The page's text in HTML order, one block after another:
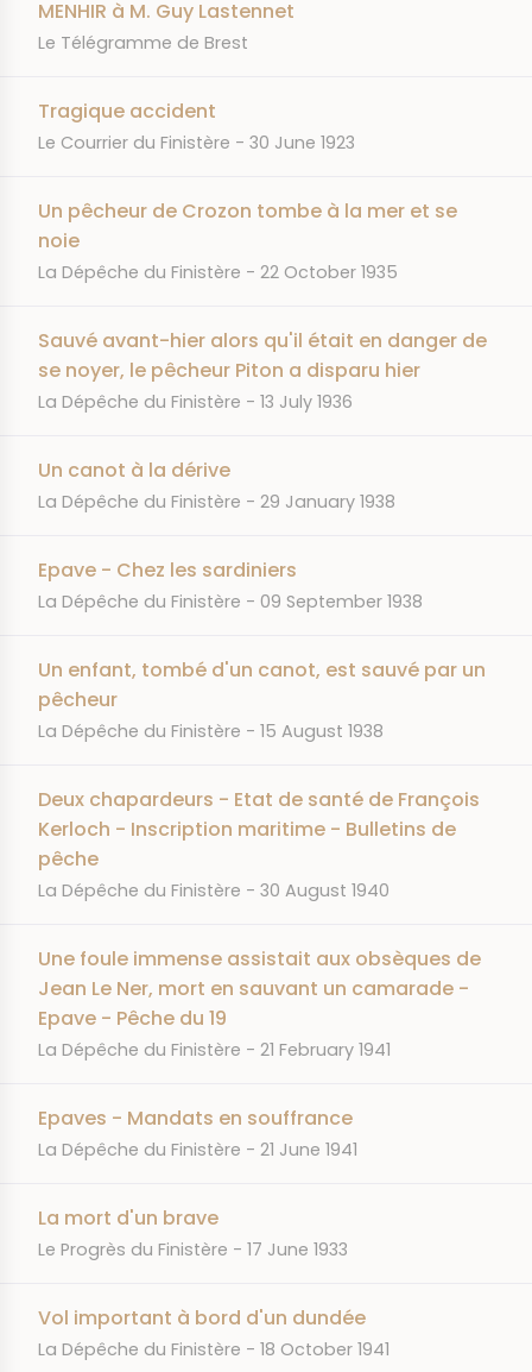
MENHIR à M. Guy Lastennet
JOURNAL
Le Télégramme de Brest
Tragique accident
JOURNAL
Le Courrier du Finistère DATE
30 June 1923
Un pêcheur de Crozon tombe à la mer et se
noie
JOURNAL
La Dépêche du Finistère DATE
22 October 1935
Sauvé avant-hier alors qu'il était en danger de
se noyer, le pêcheur Piton a disparu hier
JOURNAL
La Dépêche du Finistère DATE
13 July 1936
Un canot à la dérive
JOURNAL
La Dépêche du Finistère DATE
29 January 1938
Epave - Chez les sardiniers
JOURNAL
La Dépêche du Finistère DATE
09 September 1938
Un enfant, tombé d'un canot, est sauvé par un
pêcheur
JOURNAL
La Dépêche du Finistère DATE
15 August 1938
Deux chapardeurs - Etat de santé de François
Kerloch - Inscription maritime - Bulletins de
pêche
JOURNAL
La Dépêche du Finistère DATE
30 August 1940
Une foule immense assistait aux obsèques de
Jean Le Ner, mort en sauvant un camarade -
Epave - Pêche du 19
JOURNAL
La Dépêche du Finistère DATE
21 February 1941
Epaves - Mandats en souffrance
JOURNAL
La Dépêche du Finistère DATE
21 June 1941
La mort d'un brave
JOURNAL
Le Progrès du Finistère DATE
17 June 1933
Vol important à bord d'un dundée
JOURNAL
La Dépêche du Finistère DATE
18 October 1941